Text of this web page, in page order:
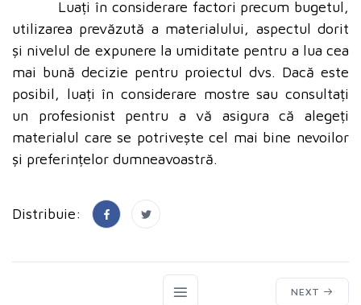
Luați în considerare factori precum bugetul,
utilizarea prevăzută a materialului, aspectul dorit
și nivelul de expunere la umiditate pentru a lua cea
mai bună decizie pentru proiectul dvs. Dacă este
posibil, luați în considerare mostre sau consultați
un profesionist pentru a vă asigura că alegeți
materialul care se potrivește cel mai bine nevoilor
și preferințelor dumneavoastră.
Distribuie:
NEXT